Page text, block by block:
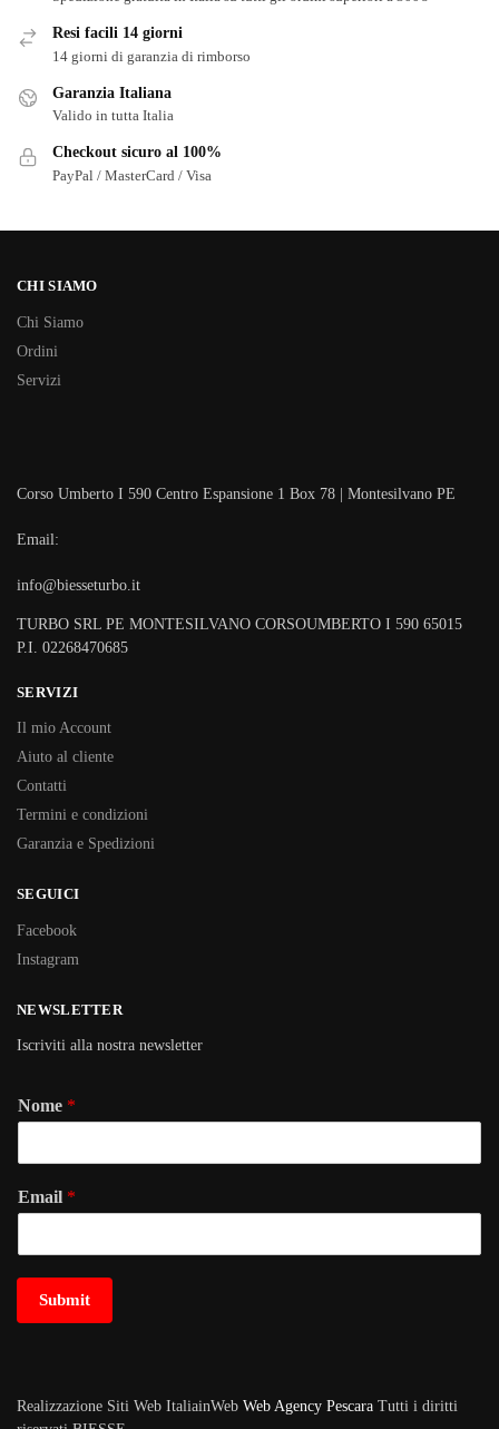
Resi facili 14 giorni
14 giorni di garanzia di rimborso
Garanzia Italiana
Valido in tutta Italia
Checkout sicuro al 100%
PayPal / MasterCard / Visa
CHI SIAMO
Chi Siamo
Ordini
Servizi
Corso Umberto I 590 Centro Espansione 1 Box 78 | Montesilvano PE
Email:
info@biesseturbo.it
TURBO SRL PE MONTESILVANO CORSOUMBERTO I 590 65015
P.I. 02268470685
SERVIZI
Il mio Account
Aiuto al cliente
Contatti
Termini e condizioni
Garanzia e Spedizioni
SEGUICI
Facebook
Instagram
NEWSLETTER
Iscriviti alla nostra newsletter
Nome *
Email *
Submit
Realizzazione Siti Web ItaliainWeb Web Agency Pescara Tutti i diritti